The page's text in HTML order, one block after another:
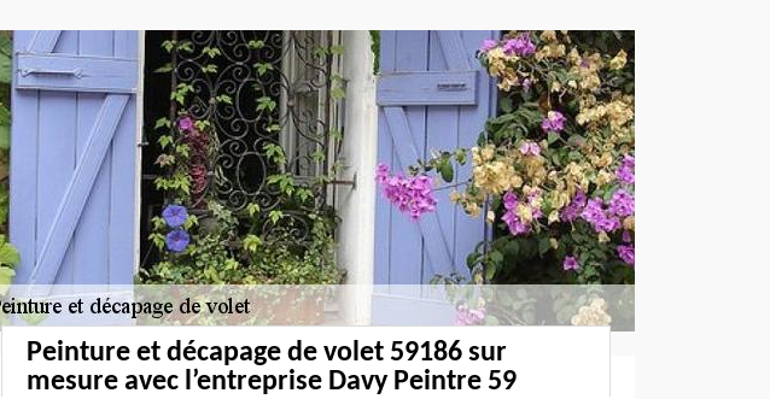
Peinture et décapage de volet 59186 sur
mesure avec l’entreprise Davy Peintre 59